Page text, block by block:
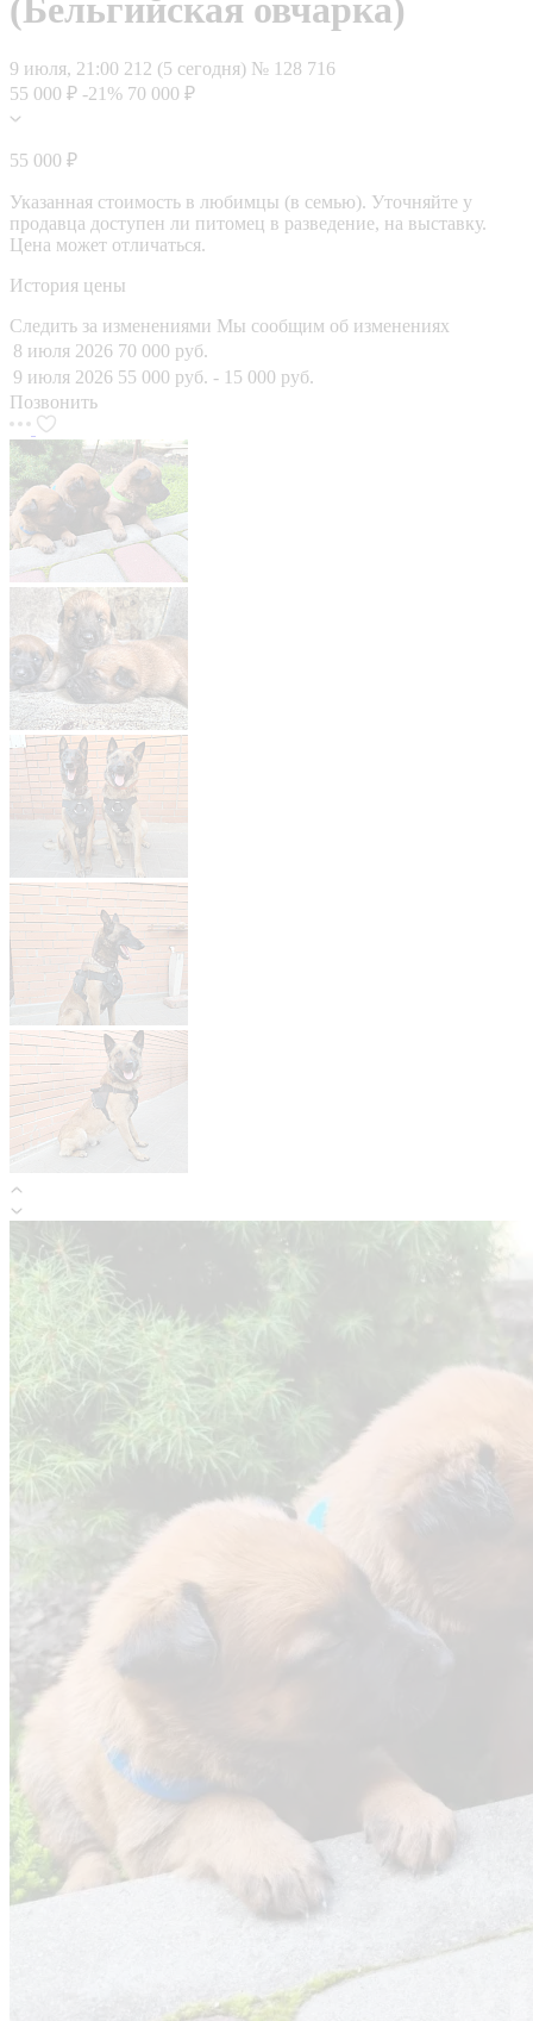
(Бельгийская овчарка)
9 июля, 21:00 212 (5 сегодня) № 128 716
55 000 ₽ -21% 70 000 ₽
55 000 ₽
Указанная стоимость в любимцы (в семью). Уточняйте у
продавца доступен ли питомец в разведение, на выставку.
Цена может отличаться.
История цены
Следить за изменениями Мы сообщим об изменениях
8 июля 2026 70 000 руб.
9 июля 2026 55 000 руб. - 15 000 руб.
Позвонить